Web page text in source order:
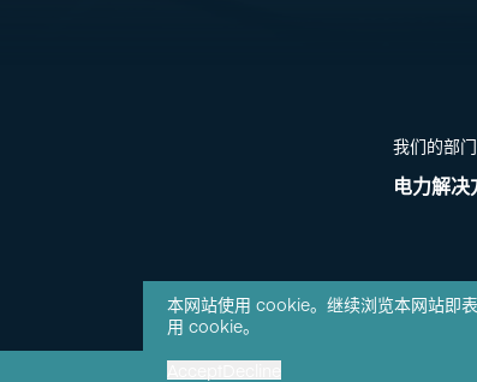
本网站使用 cookie。继续浏览本网站即
用 cookie。
我们的部门
电力解